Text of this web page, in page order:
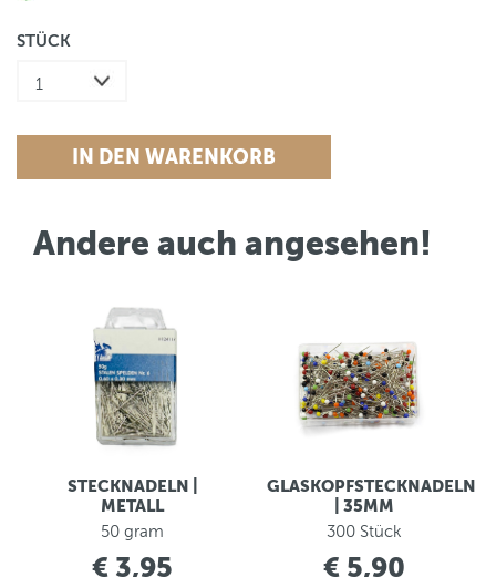
STÜCK
Andere auch angesehen!
STECKNADELN |
METALL
50 gram
€ 3,95
GLASKOPFSTECKNADELN
| 35MM
300 Stück
€ 5,90